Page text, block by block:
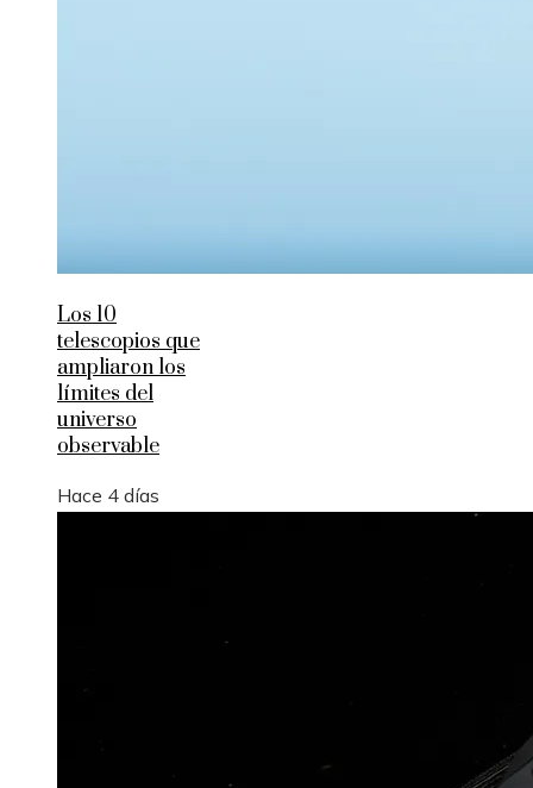
Los 10
telescopios que
ampliaron los
límites del
universo
observable
Hace 4 días